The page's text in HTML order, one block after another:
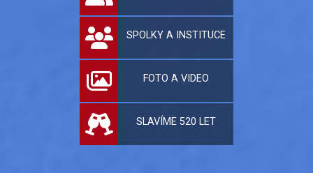
SPOLKY A INSTITUCE
FOTO A VIDEO
SLAVÍME 520 LET